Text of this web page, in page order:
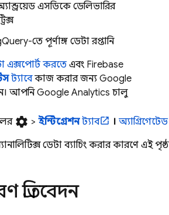
এসডিকে ডেলিভারির
তে পূর্ণাঙ্গ ডেটা রপ্তানি
এক্সপোর্ট করতেএবং Firebase
ট্যাবেকাজ করার জন্য Google
আপনিGoogle Analytics চালু
settings > ইন্টিগ্রেশনট্যাব ।
ডেটা ব্যাচিং করার কারণে এই
প্রতিবেদন